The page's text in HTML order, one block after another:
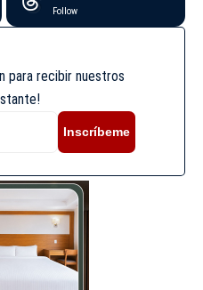
Follow
para recibir nuestros
Inscríbeme